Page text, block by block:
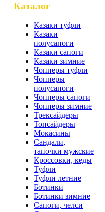
Каталог
Казаки туфли
Казаки
полусапоги
Казаки сапоги
Казаки зимние
Чопперы туфли
Чопперы
полусапоги
Чопперы сапоги
Чопперы зимние
Трексайдеры
Топсайдеры
Мокасины
Сандали,
тапочки мужские
Кроссовки, кеды
Туфли
Туфли летние
Ботинки
Ботинки зимние
Сапоги, челси